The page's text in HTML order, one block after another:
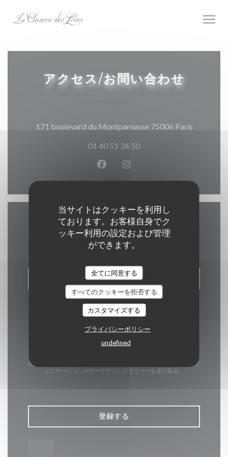
当サイトはクッキーを利用し
ております。お客様自身でク
ッキー利用の設定および管理
ができます。
全てに同意する
すべてのクッキーを拒否する
カスタマイズする
プライバシーポリシー
undefined
アクセス/お問い合わせ
171 boulevard du Montparnasse 75006 Paris((新しい
01 40 51 34 50
Facebook ((新しいウィンドウ
Instagram ((新しいウィ
お問い合わせ
予約
ニュースレター
当社のニュースレターを購読し、当社からのEメールによる個別コミ
ュニケーションやマーケティングオファーを受け取る。
登録する